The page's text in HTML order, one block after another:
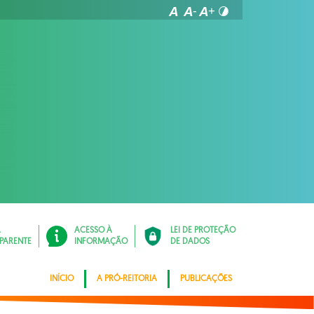
ACESSO À
INFORMAÇÃO
LEI DE PROTEÇÃO
DE DADOS
INÍCIO A PRÓ-REITORIA PUBLICAÇÕES